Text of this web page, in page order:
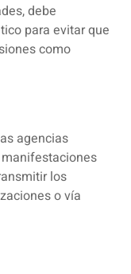
debe
para evitar que
como
agencias
los
o vía